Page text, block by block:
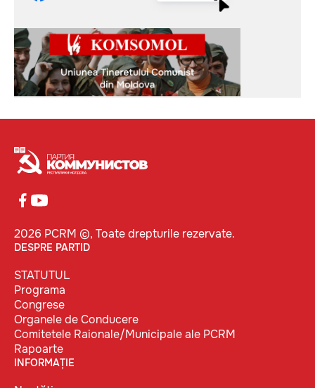
2026 PCRM ©, Toate drepturile rezervate.
DESPRE PARTID
STATUTUL
Programa
Congrese
Organele de Conducere
Comitetele Raionale/Municipale ale PCRM
Rapoarte
INFORMAȚIE